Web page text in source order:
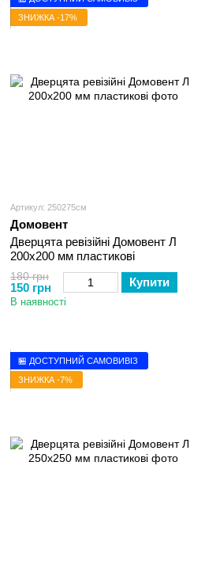
ЗНИЖКА -17%
Артикул: 250275см
Домовент
Дверцята ревізійні Домовент Л
200х200 мм пластикові
180 грн
150 грн Купити
В наявності
🏪 ДОСТУПНИЙ САМОВИВІЗ
ЗНИЖКА -7%